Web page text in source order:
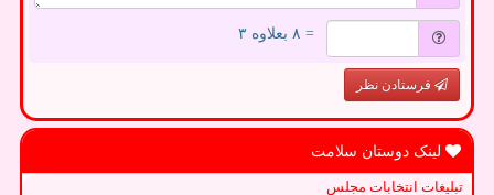
= ۸ بعلاوه ۳
فرستادن نظر
لینک دوستان سلامت
تبلیغات انتخابات مجلس